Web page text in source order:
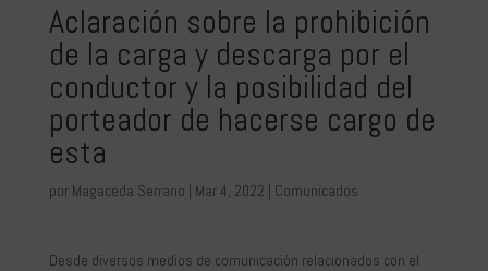
Aclaración sobre la prohibición
de la carga y descarga por el
conductor y la posibilidad del
porteador de hacerse cargo de
esta
por Magaceda Serrano | Mar 4, 2022 | Comunicados
Desde diversos medios de comunicación relacionados con el